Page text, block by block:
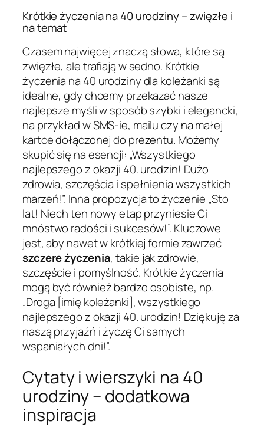
Krótkie życzenia na 40 urodziny – zwięzłe i
na temat
Czasem najwięcej znaczą słowa, które są
zwięzłe, ale trafiają w sedno. Krótkie
życzenia na 40 urodziny dla koleżanki są
idealne, gdy chcemy przekazać nasze
najlepsze myśli w sposób szybki i elegancki,
na przykład w SMS-ie, mailu czy na małej
kartce dołączonej do prezentu. Możemy
skupić się na esencji: „Wszystkiego
najlepszego z okazji 40. urodzin! Dużo
zdrowia, szczęścia i spełnienia wszystkich
marzeń!”. Inna propozycja to życzenie „Sto
lat! Niech ten nowy etap przyniesie Ci
mnóstwo radości i sukcesów!”. Kluczowe
jest, aby nawet w krótkiej formie zawrzeć
szczere życzenia, takie jak zdrowie,
szczęście i pomyślność. Krótkie życzenia
mogą być również bardzo osobiste, np.
„Droga [imię koleżanki], wszystkiego
najlepszego z okazji 40. urodzin! Dziękuję za
naszą przyjaźń i życzę Ci samych
wspaniałych dni!”.
Cytaty i wierszyki na 40
urodziny – dodatkowa
inspiracja